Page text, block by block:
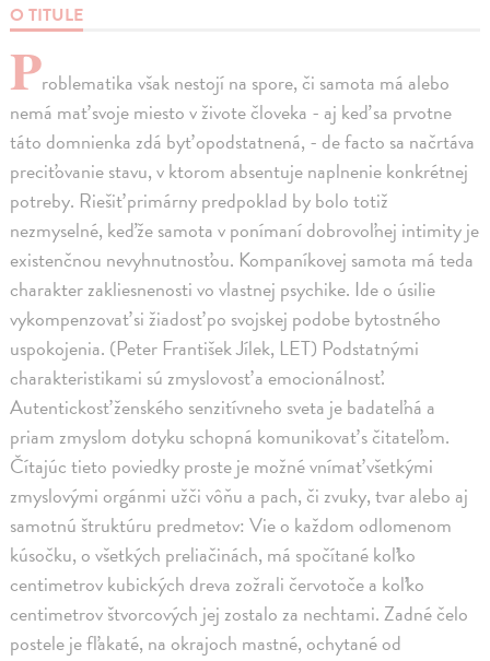
O TITULE
Problematika však nestojí na spore, či samota má alebo
nemá mať svoje miesto v živote človeka - aj keď sa prvotne
táto domnienka zdá byť opodstatnená, - de facto sa načrtáva
preciťovanie stavu, v ktorom absentuje naplnenie konkrétnej
potreby. Riešiť primárny predpoklad by bolo totiž
nezmyselné, keďže samota v ponímaní dobrovoľnej intimity je
existenčnou nevyhnutnosťou. Kompaníkovej samota má teda
charakter zakliesnenosti vo vlastnej psychike. Ide o úsilie
vykompenzovať si žiadosť po svojskej podobe bytostného
uspokojenia. (Peter František Jílek, LET) Podstatnými
charakteristikami sú zmyslovosť a emocionálnosť.
Autentickosť ženského senzitívneho sveta je badateľná a
priam zmyslom dotyku schopná komunikovať s čitateľom.
Čítajúc tieto poviedky proste je možné vnímať všetkými
zmyslovými orgánmi užči vôňu a pach, či zvuky, tvar alebo aj
samotnú štruktúru predmetov: Vie o každom odlomenom
kúsočku, o všetkých preliačinách, má spočítané koľko
centimetrov kubických dreva zožrali červotoče a koľko
centimetrov štvorcových jej zostalo za nechtami. Zadné čelo
postele je fľakaté, na okrajoch mastné, ochytané od